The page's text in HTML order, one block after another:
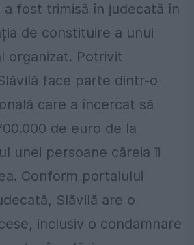
a fost trimisă în judecată în
de constituire a unui
organizat. Potrivit
face parte dintr-o
care a încercat să
de euro de la
unei persoane căreia îi
Conform portalului
Slăvilă are o
inclusiv o condamnare